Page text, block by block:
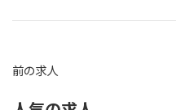
前の求人